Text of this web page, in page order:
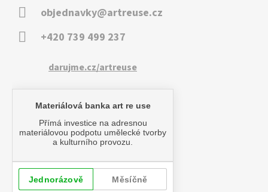
objednavky@artreuse.cz
+420 739 499 237
darujme.cz/artreuse